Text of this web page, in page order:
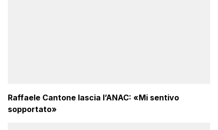
Raffaele Cantone lascia l’ANAC: «Mi sentivo
sopportato»